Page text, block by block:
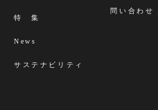
特 集
News
サステナビリティ
問い合わせ